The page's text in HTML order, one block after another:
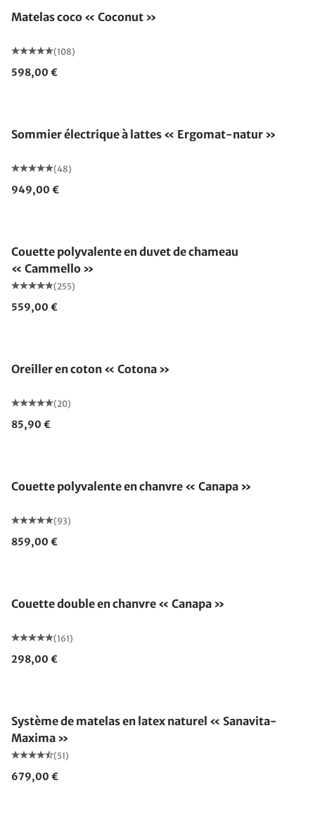
Matelas coco « Coconut »
(108)
598,00 €
Sommier électrique à lattes « Ergomat-natur »
(48)
949,00 €
Couette polyvalente en duvet de chameau
« Cammello »
(255)
559,00 €
Oreiller en coton « Cotona »
(20)
85,90 €
Couette polyvalente en chanvre « Canapa »
(93)
859,00 €
Couette double en chanvre « Canapa »
(161)
298,00 €
Système de matelas en latex naturel « Sanavita-
Maxima »
(51)
679,00 €